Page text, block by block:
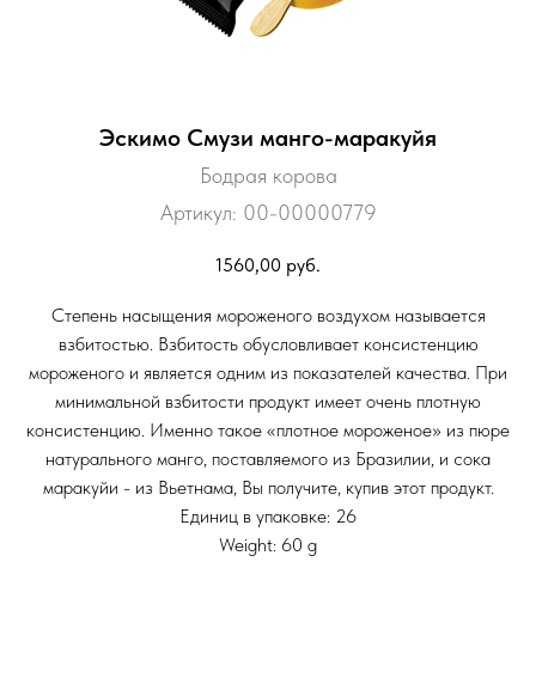
Эскимо Смузи манго-маракуйя
Бодрая корова
Артикул: 00-00000779
1560,00 руб.
Степень насыщения мороженого воздухом называется
взбитостью. Взбитость обусловливает консистенцию
мороженого и является одним из показателей качества. При
минимальной взбитости продукт имеет очень плотную
консистенцию. Именно такое «плотное мороженое» из пюре
натурального манго, поставляемого из Бразилии, и сока
маракуйи - из Вьетнама, Вы получите, купив этот продукт.
Единиц в упаковке: 26
Weight: 60 g